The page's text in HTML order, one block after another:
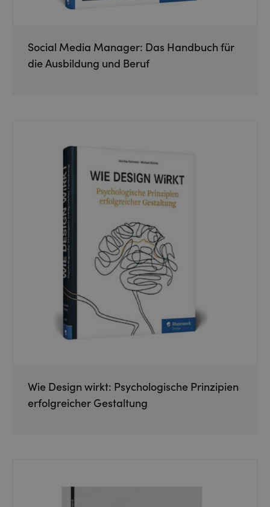
Social Media Manager: Das Handbuch für
die Ausbildung und Beruf
Wie Design wirkt: Psychologische Prinzipien
erfolgreicher Gestaltung